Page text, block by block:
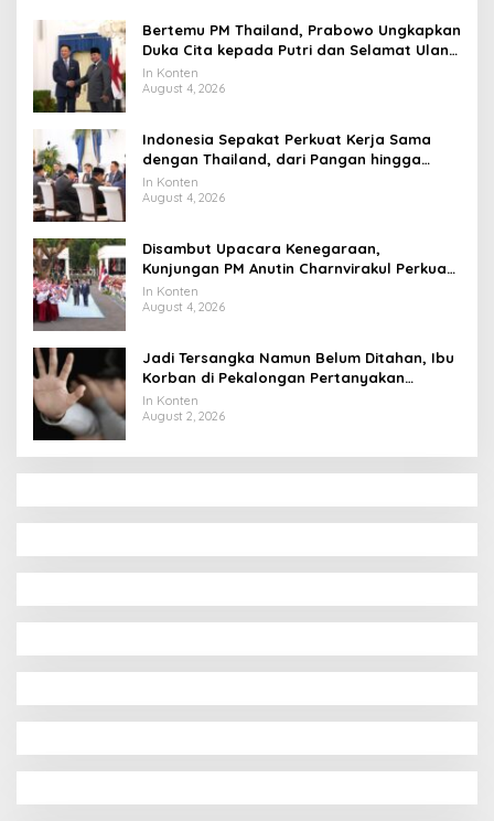
Bertemu PM Thailand, Prabowo Ungkapkan
Duka Cita kepada Putri dan Selamat Ulang
Tahun ke Raja Thailand
In Konten
August 4, 2026
Indonesia Sepakat Perkuat Kerja Sama
dengan Thailand, dari Pangan hingga
Ekonomi Digital
In Konten
August 4, 2026
Disambut Upacara Kenegaraan,
Kunjungan PM Anutin Charnvirakul Perkuat
Hubungan Indonesia-Thailand
In Konten
August 4, 2026
Jadi Tersangka Namun Belum Ditahan, Ibu
Korban di Pekalongan Pertanyakan
Keseriusan Polisi Tangani Kasus Rudapksa
Sampai Anaknya Hamil
In Konten
August 2, 2026